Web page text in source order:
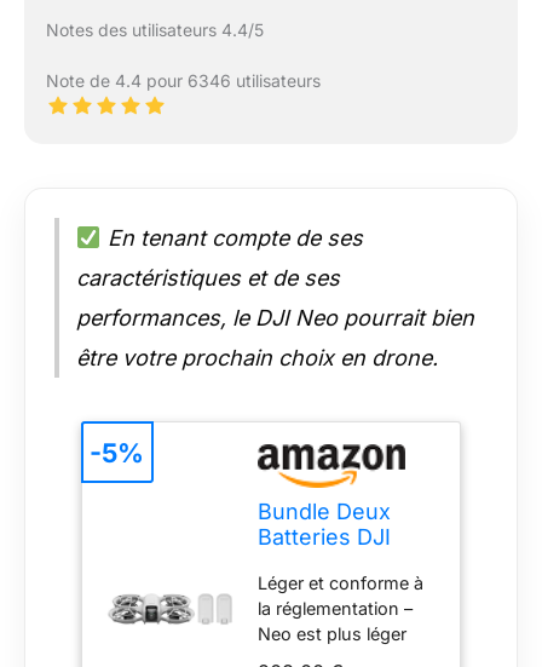
Notes des utilisateurs 4.4/5
Note de 4.4 pour 6346 utilisateurs
En tenant compte de ses
caractéristiques et de ses
performances, le DJI Neo pourrait bien
être votre prochain choix en drone.
Bundle Deux
Batteries DJI
avec Caméra 4K
UHD pour
Adultes
Léger et conforme à
la réglementation –
Neo est plus léger
-5%